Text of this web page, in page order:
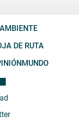
DE RUTA
MUNDO